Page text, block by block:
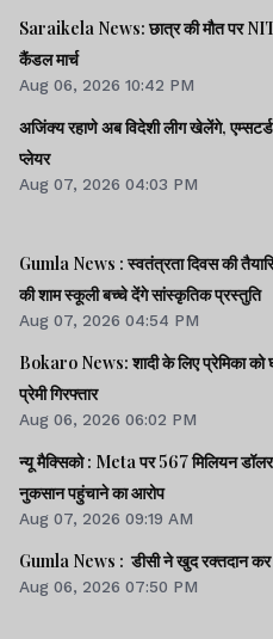
Saraikela News: छात्र की मौत पर
कैंडल मार्च
Aug 06, 2026 10:42 PM
अजिंक्य रहाणे अब विदेशी लीग खेलेंगे,
प्लेयर
Aug 07, 2026 04:03 PM
Gumla News : स्वतंत्रता दिवस की
की शाम स्कूली बच्चे देंगे सांस्कृतिक प्रस्तुति
Aug 07, 2026 04:54 PM
Bokaro News: शादी के लिए प्रेमिका को
प्रेमी गिरफ्तार
Aug 06, 2026 06:02 PM
न्यू मैक्सिको : Meta पर 567 मिलियन डॉलर
नुकसान पहुंचाने का आरोप
Aug 07, 2026 09:19 AM
Gumla News : डीसी ने खुद रक्तदान कर
Aug 06, 2026 07:50 PM